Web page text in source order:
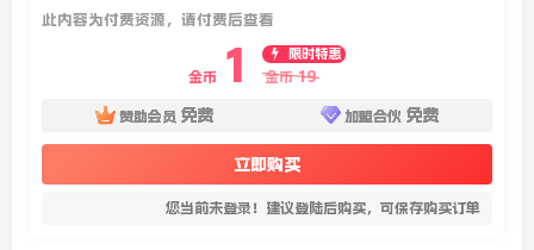
此内容为付费资源，请付费后查看
金币 1
限时特惠
金币 19
赞助会员 免费 加盟合伙 免费
立即购买
您当前未登录！建议登陆后购买，可保存购买订单